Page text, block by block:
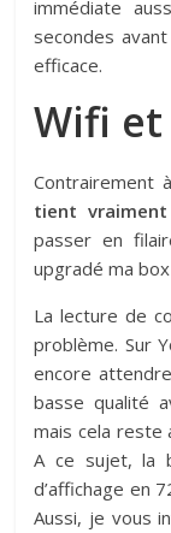
immédiate
secondes
efficace.
Wifi
Contrairement
tient
passer en
upgradé ma
La lecture de
problème. Sur
encore
basse qualité
mais cela reste
A ce sujet, la
d’affichage en
Aussi, je vous